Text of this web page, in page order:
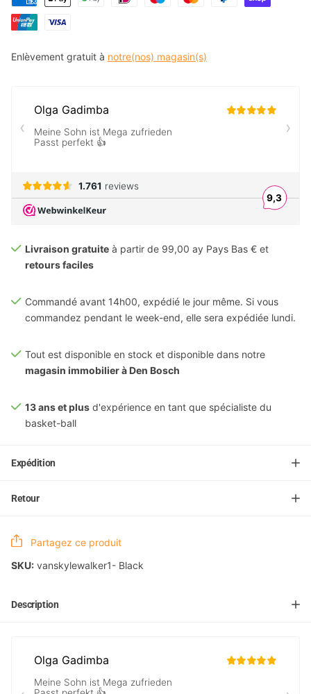
Enlèvement gratuit à notre(nos) magasin(s)
Livraison gratuite à partir de 99,00 ay Pays Bas € et
retours faciles
Commandé avant 14h00, expédié le jour même. Si vous
commandez pendant le week-end, elle sera expédiée lundi.
Tout est disponible en stock et disponible dans notre
magasin immobilier à Den Bosch
13 ans et plus d'expérience en tant que spécialiste du
basket-ball
Expédition
Retour
Partagez ce produit
SKU: vanskylewalker1- Black
Description